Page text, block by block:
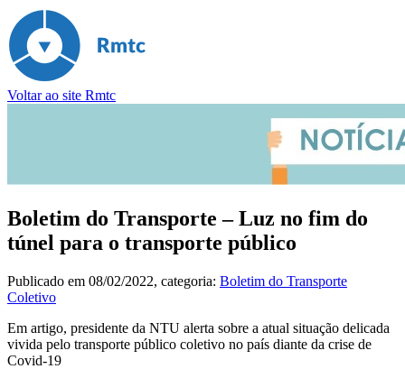
Voltar ao site Rmtc
Boletim do Transporte – Luz no fim do
túnel para o transporte público
Publicado em 08/02/2022, categoria: Boletim do Transporte
Coletivo
Em artigo, presidente da NTU alerta sobre a atual situação delicada
vivida pelo transporte público coletivo no país diante da crise de
Covid-19